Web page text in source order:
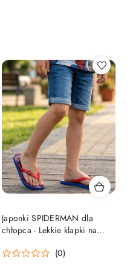
Japonki SPIDERMAN dla
chłopca - Lekkie klapki na
(0)